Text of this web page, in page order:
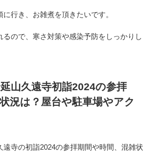
に行き、お雑煮を頂きたいです。
るので、寒さ対策や感染予防をしっかりし
山久遠寺初詣2024の参拝
況は？屋台や駐車場やアク
遠寺の初詣2024の参拝期間や時間、混雑状